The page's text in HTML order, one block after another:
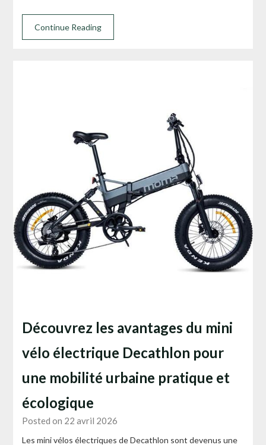
Continue Reading
Découvrez les avantages du mini
vélo électrique Decathlon pour
une mobilité urbaine pratique et
écologique
Posted on 22 avril 2026
Les mini vélos électriques de Decathlon sont devenus une